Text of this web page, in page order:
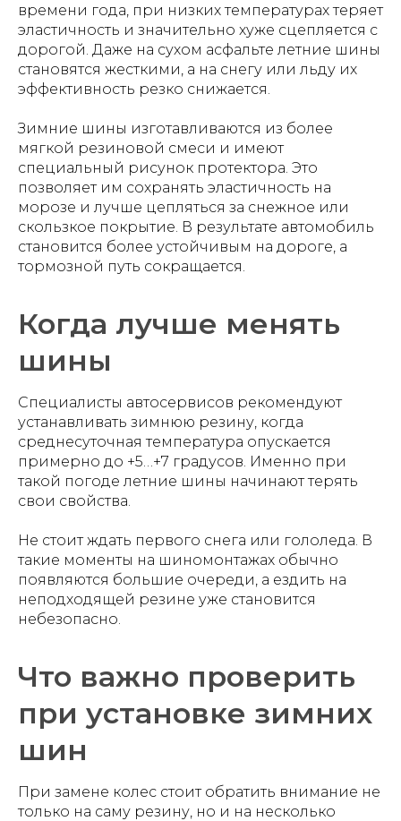
времени года, при низких температурах теряет
эластичность и значительно хуже сцепляется с
дорогой. Даже на сухом асфальте летние шины
становятся жесткими, а на снегу или льду их
эффективность резко снижается.
Зимние шины изготавливаются из более
мягкой резиновой смеси и имеют
специальный рисунок протектора. Это
позволяет им сохранять эластичность на
морозе и лучше цепляться за снежное или
скользкое покрытие. В результате автомобиль
становится более устойчивым на дороге, а
тормозной путь сокращается.
Когда лучше менять
шины
Специалисты автосервисов рекомендуют
устанавливать зимнюю резину, когда
среднесуточная температура опускается
примерно до +5…+7 градусов. Именно при
такой погоде летние шины начинают терять
свои свойства.
Не стоит ждать первого снега или гололеда. В
такие моменты на шиномонтажах обычно
появляются большие очереди, а ездить на
неподходящей резине уже становится
небезопасно.
Что важно проверить
при установке зимних
шин
При замене колес стоит обратить внимание не
только на саму резину, но и на несколько